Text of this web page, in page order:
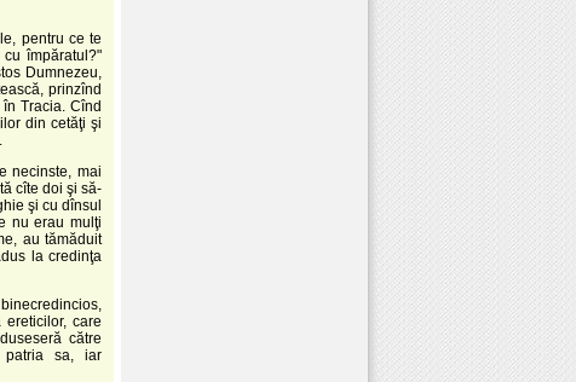
pentru ce te
împăratul?"
Dumnezeu,
prinzînd
Tracia. Cînd
din cetăţi şi
necinste, mai
cîte doi şi să-
şi cu dînsul
nu erau mulţi
au tămăduit
la credinţa
care
către
sa, iar